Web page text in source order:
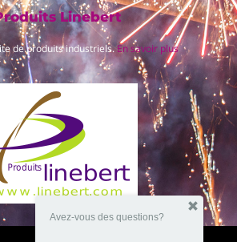
Linebert
de produits industriels.En savoir plus
Avez-vous des questions?